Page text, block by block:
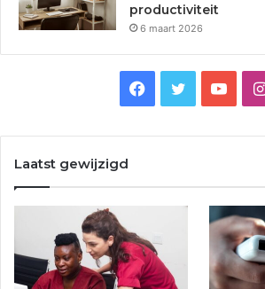
productiviteit
6 maart 2026
e
o
t
T
u
b
Laatst gewijzigd